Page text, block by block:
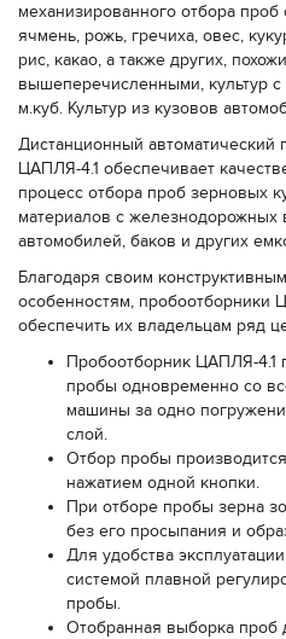
механизированного отбора
ячмень, рожь, гречиха, овес,
рис, какао, а также других,
вышеперечисленными, культур
м.куб. Культур из кузовов
Дистанционный автоматический
ЦАПЛЯ-4.1 обеспечивает
процесс отбора проб зерновых
материалов с железнодорожных
автомобилей, баков и других
Благодаря своим
особенностям, пробоотборники
обеспечить их владельцам ряд
Пробоотборник ЦАПЛЯ-4.1
пробы одновременно со
машины за одно
слой.
Отбор пробы
нажатием одной кнопки.
При отборе пробы зерна
без его просыпания и
Для удобства
системой плавной
пробы.
Отобранная выборка проб